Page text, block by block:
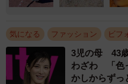
気になる ファッション ビフ
3児の母 43
わざわ 「色
かしからずっ